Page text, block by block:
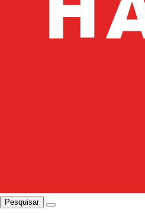
Pesquisar